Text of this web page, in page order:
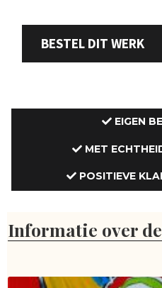
BESTEL DIT WERK
EIGEN
MET
POSITIEVE
Informatie over